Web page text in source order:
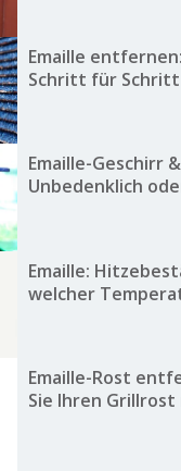
Emaille
Schritt für Schritt
Emaille-Geschirr
Unbedenklich
Emaille:
welcher
Emaille-Rost
Sie Ihren